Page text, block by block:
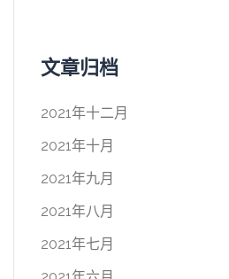
文章归档
2021年十二月
2021年十月
2021年九月
2021年八月
2021年七月